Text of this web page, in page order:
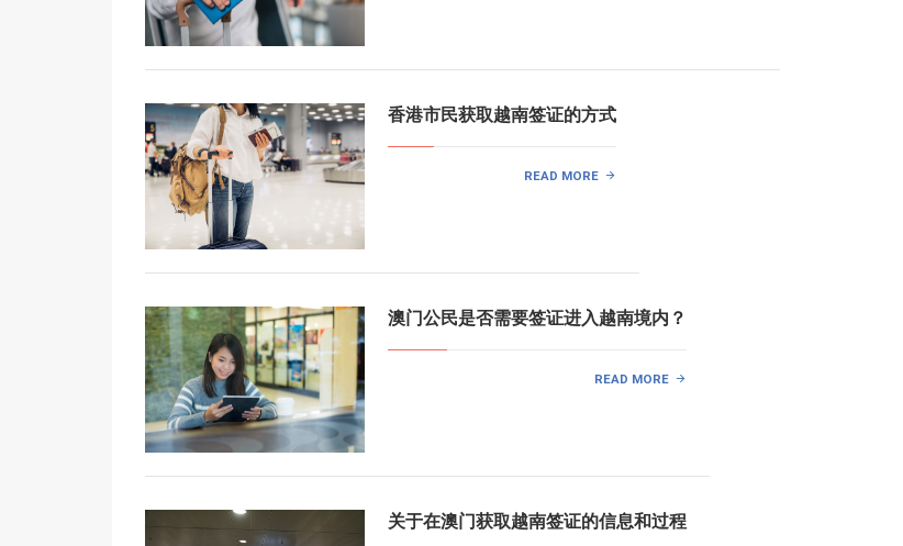
香港市民获取越南签证的方式
READ MORE
澳门公民是否需要签证进入越南境内？
READ MORE
关于在澳门获取越南签证的信息和过程